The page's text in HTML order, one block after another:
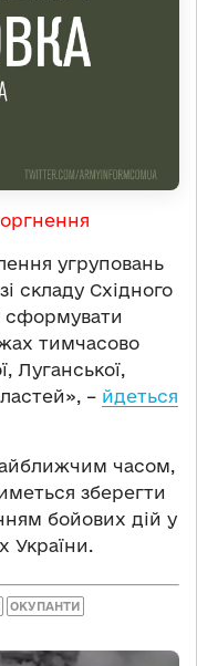
угруповань
складу Східного
сформувати
тимчасово
Луганської,
– йдеться
часом,
зберегти
бойових дій у
України.
ОКУПАНТИ